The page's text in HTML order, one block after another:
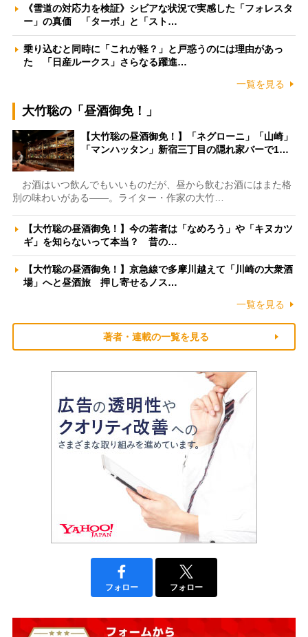
《雪道の対応力を検証》シビアな状況で実感した「フォレスタ
ー」の真価 「ターボ」と「スト…
乗り込むと同時に「これが軽？」と戸惑うのには理由があっ
た 「日産ルークス」さらなる躍進…
一覧を見る
大竹聡の「昼酒御免！」
【大竹聡の昼酒御免！】「ネグローニ」「山崎」
「マンハッタン」新宿三丁目の隠れ家バーで1…
お酒はいつ飲んでもいいものだが、昼から飲むお酒にはまた格
別の味わいがある――。ライター・作家の大竹…
【大竹聡の昼酒御免！】今の若者は「なめろう」や「キヌカツ
ギ」を知らないって本当？ 昔の…
【大竹聡の昼酒御免！】京急線で多摩川越えて「川崎の大衆酒
場」へと昼酒旅 押し寄せるノス…
一覧を見る
著者・連載の一覧を見る
フォロー フォロー